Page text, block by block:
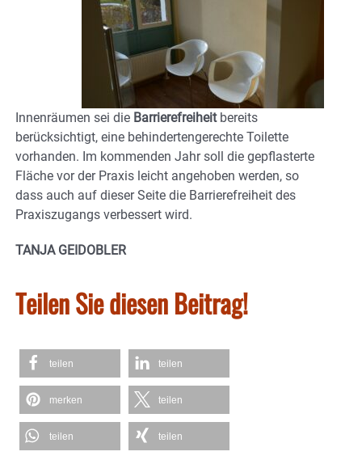
Innenräumen sei die Barrierefreiheitbereits
berücksichtigt, eine behindertengerechte Toilette
vorhanden. Im kommenden Jahr soll die gepflasterte
Fläche vor der Praxis leicht angehoben werden, so
dass auch auf dieser Seite die Barrierefreiheit des
Praxiszugangs verbessert wird.
TANJA GEIDOBLER
Teilen Sie diesen Beitrag!
teilen teilen
merken teilen
teilen teilen